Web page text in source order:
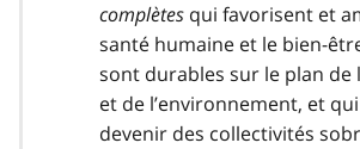
complètes qui favorisent et
santé humaine et le bien-
sont durables sur le plan de
et de l’environnement, et
devenir des collectivités